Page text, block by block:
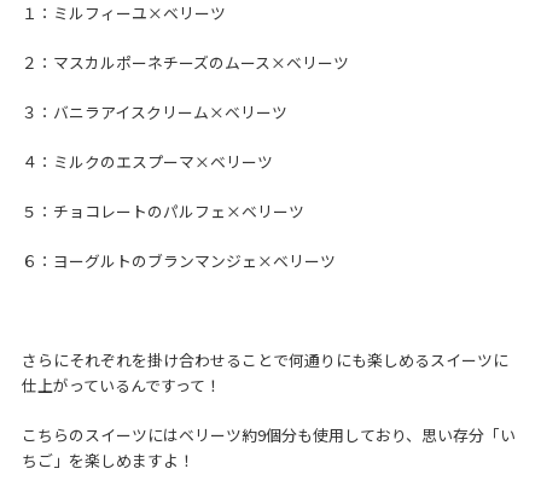
１：ミルフィーユ×ベリーツ
２：マスカルポーネチーズのムース×ベリーツ
３：バニラアイスクリーム×ベリーツ
４：ミルクのエスプーマ×ベリーツ
５：チョコレートのパルフェ×ベリーツ
６：ヨーグルトのブランマンジェ×ベリーツ
さらにそれぞれを掛け合わせることで何通りにも楽しめるスイーツに
仕上がっているんですって！
こちらのスイーツにはベリーツ約9個分も使用しており、思い存分「い
ちご」を楽しめますよ！